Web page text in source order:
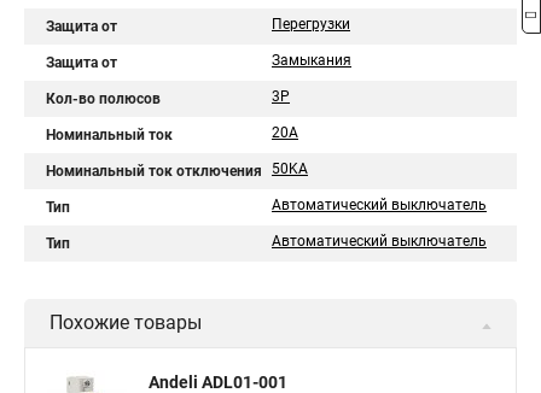
Защита от Перегрузки
Защита от Замыкания
Кол-во полюсов 3P
Номинальный ток 20A
Номинальный ток отключения 50KA
Тип Автоматический выключатель
Тип Автоматический выключатель
Похожие товары
Andeli ADL01-001